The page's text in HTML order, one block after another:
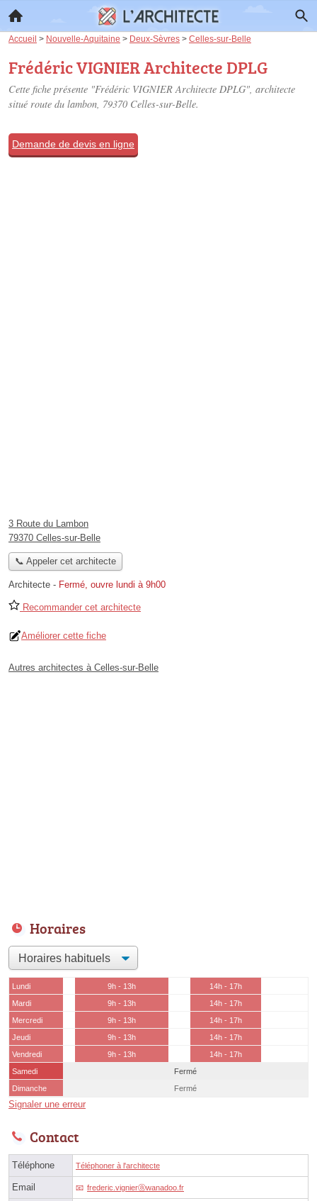
Accueil > Nouvelle-Aquitaine > Deux-Sèvres > Celles-sur-Belle
Frédéric VIGNIER Architecte DPLG
Cette fiche présente "Frédéric VIGNIER Architecte DPLG", architecte
situé route du lambon, 79370 Celles-sur-Belle.
Demande de devis en ligne
3 Route du Lambon
79370 Celles-sur-Belle
📞 Appeler cet architecte
Architecte - Fermé, ouvre lundi à 9h00
Recommander cet architecte
Améliorer cette fiche
Autres architectes à Celles-sur-Belle
Horaires
Lundi 9h - 13h
14h - 17h
Mardi
9h - 13h
14h - 17h
Mercredi
9h - 13h
14h - 17h
Jeudi
9h - 13h
14h - 17h
Vendredi
9h - 13h
14h - 17h
Samedi
Fermé
Dimanche
Fermé
Signaler une erreur
Contact
Téléphone Téléphoner à l'architecte
Email frederic.vignierⓐwanadoo.fr